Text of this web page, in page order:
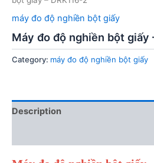
máy đo độ nghiền bột giấy
Máy đo độ nghiền bột giấy
Category: máy đo độ nghiền bột giấy
Description